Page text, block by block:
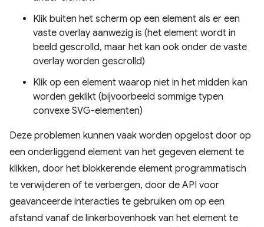
Klik buiten het scherm op een element als er een
vaste overlay aanwezig is (het element wordt in
beeld gescrolld, maar het kan ook onder de vaste
overlay worden gescrolld)
Klik op een element waarop niet in het midden kan
worden geklikt (bijvoorbeeld sommige typen
convexe SVG-elementen)
Deze problemen kunnen vaak worden opgelost door op
een onderliggend element van het gegeven element te
klikken, door het blokkerende element programmatisch
te verwijderen of te verbergen, door de API voor
geavanceerde interacties te gebruiken om op een
afstand vanaf de linkerbovenhoek van het element te